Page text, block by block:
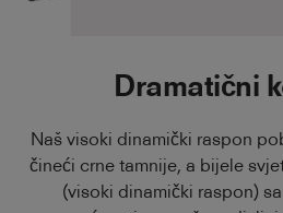
Dramatični
Naš visoki dinamički raspon
čineći crne tamnije, a bijele
(visoki dinamički raspon)